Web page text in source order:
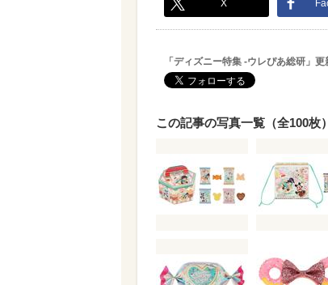
X
「ディズニー特集 -ウレぴあ総研」
この記事の写真一覧（全100枚）